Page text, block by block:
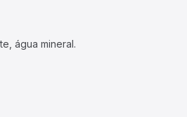
água mineral.